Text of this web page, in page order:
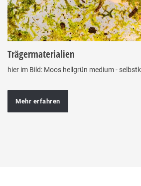
Trägermaterialien
hier im Bild: Moos hellgrün medium -
Mehr erfahren